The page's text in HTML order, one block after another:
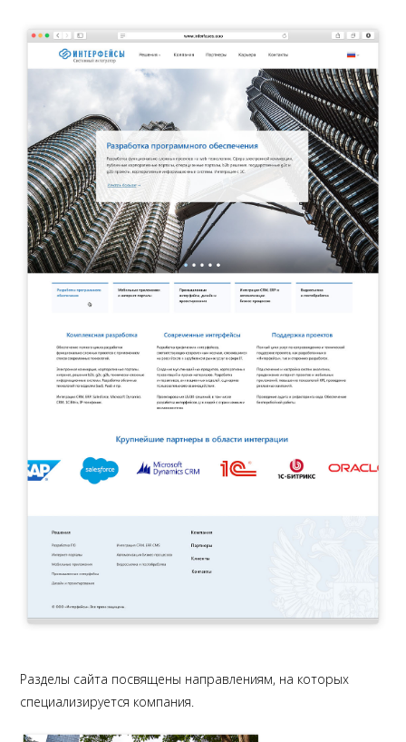
Разделы сайта посвящены направлениям, на которых
специализируется компания.